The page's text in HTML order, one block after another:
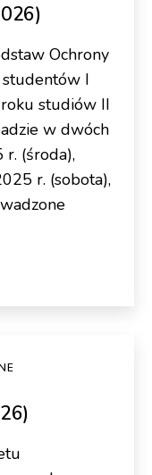
Ochrony
I
studiów II
w dwóch
(środa),
r. (sobota),